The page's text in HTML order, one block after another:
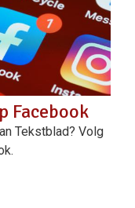
Facebook
Tekstblad? Volg